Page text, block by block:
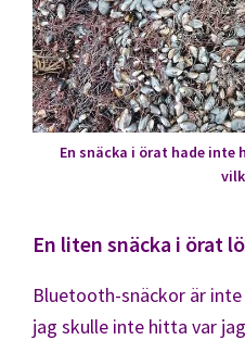
En snäcka i örat hade
En liten snäcka i örat
Bluetooth-snäckor är
jag skulle inte hitta var